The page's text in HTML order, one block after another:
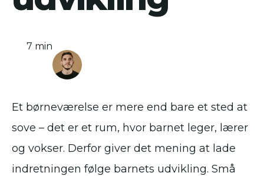
7 min
Et børneværelse er mere end bare et sted at
sove – det er et rum, hvor barnet leger, lærer
og vokser. Derfor giver det mening at lade
indretningen følge barnets udvikling. Små